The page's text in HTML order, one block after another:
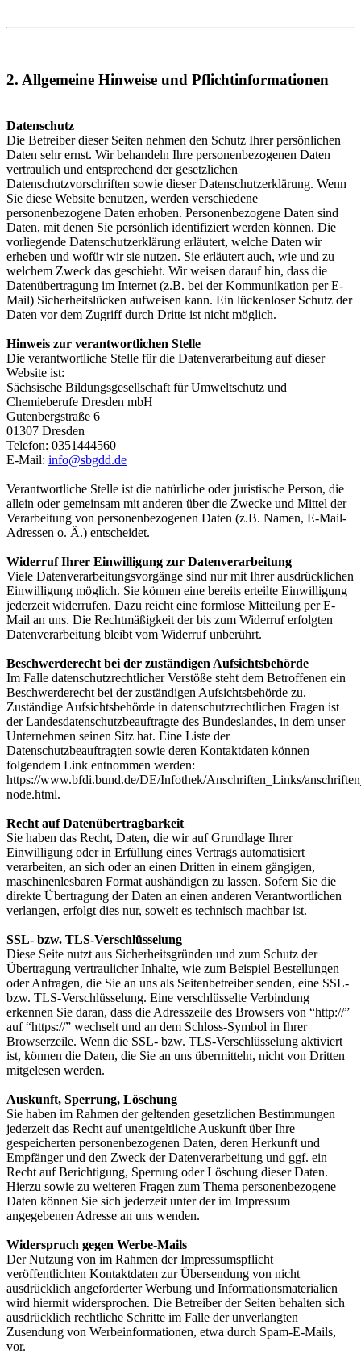
2. Allgemeine Hinweise und Pflichtinformationen
Datenschutz
Die Betreiber dieser Seiten nehmen den Schutz Ihrer persönlichen
Daten sehr ernst. Wir behandeln Ihre personenbezogenen Daten
vertraulich und entsprechend der gesetzlichen
Datenschutzvorschriften sowie dieser Datenschutzerklärung. Wenn
Sie diese Website benutzen, werden verschiedene
personenbezogene Daten erhoben. Personenbezogene Daten sind
Daten, mit denen Sie persönlich identifiziert werden können. Die
vorliegende Datenschutzerklärung erläutert, welche Daten wir
erheben und wofür wir sie nutzen. Sie erläutert auch, wie und zu
welchem Zweck das geschieht. Wir weisen darauf hin, dass die
Datenübertragung im Internet (z.B. bei der Kommunikation per E-
Mail) Sicherheitslücken aufweisen kann. Ein lückenloser Schutz der
Daten vor dem Zugriff durch Dritte ist nicht möglich.
Hinweis zur verantwortlichen Stelle
Die verantwortliche Stelle für die Datenverarbeitung auf dieser
Website ist:
Sächsische Bildungsgesellschaft für Umweltschutz und
Chemieberufe Dresden mbH
Gutenbergstraße 6
01307 Dresden
Telefon: 0351444560
E-Mail: info@sbgdd.de
Verantwortliche Stelle ist die natürliche oder juristische Person, die
allein oder gemeinsam mit anderen über die Zwecke und Mittel der
Verarbeitung von personenbezogenen Daten (z.B. Namen, E-Mail-
Adressen o. Ä.) entscheidet.
Widerruf Ihrer Einwilligung zur Datenverarbeitung
Viele Datenverarbeitungsvorgänge sind nur mit Ihrer ausdrücklichen
Einwilligung möglich. Sie können eine bereits erteilte Einwilligung
jederzeit widerrufen. Dazu reicht eine formlose Mitteilung per E-
Mail an uns. Die Rechtmäßigkeit der bis zum Widerruf erfolgten
Datenverarbeitung bleibt vom Widerruf unberührt.
Beschwerderecht bei der zuständigen Aufsichtsbehörde
Im Falle datenschutzrechtlicher Verstöße steht dem Betroffenen ein
Beschwerderecht bei der zuständigen Aufsichtsbehörde zu.
Zuständige Aufsichtsbehörde in datenschutzrechtlichen Fragen ist
der Landesdatenschutzbeauftragte des Bundeslandes, in dem unser
Unternehmen seinen Sitz hat. Eine Liste der
Datenschutzbeauftragten sowie deren Kontaktdaten können
folgendem Link entnommen werden:
https://www.bfdi.bund.de/DE/Infothek/Anschriften_Links/
node.html.
Recht auf Datenübertragbarkeit
Sie haben das Recht, Daten, die wir auf Grundlage Ihrer
Einwilligung oder in Erfüllung eines Vertrags automatisiert
verarbeiten, an sich oder an einen Dritten in einem gängigen,
maschinenlesbaren Format aushändigen zu lassen. Sofern Sie die
direkte Übertragung der Daten an einen anderen Verantwortlichen
verlangen, erfolgt dies nur, soweit es technisch machbar ist.
SSL- bzw. TLS-Verschlüsselung
Diese Seite nutzt aus Sicherheitsgründen und zum Schutz der
Übertragung vertraulicher Inhalte, wie zum Beispiel Bestellungen
oder Anfragen, die Sie an uns als Seitenbetreiber senden, eine SSL-
bzw. TLS-Verschlüsselung. Eine verschlüsselte Verbindung
erkennen Sie daran, dass die Adresszeile des Browsers von “http://”
auf “https://” wechselt und an dem Schloss-Symbol in Ihrer
Browserzeile. Wenn die SSL- bzw. TLS-Verschlüsselung aktiviert
ist, können die Daten, die Sie an uns übermitteln, nicht von Dritten
mitgelesen werden.
Auskunft, Sperrung, Löschung
Sie haben im Rahmen der geltenden gesetzlichen Bestimmungen
jederzeit das Recht auf unentgeltliche Auskunft über Ihre
gespeicherten personenbezogenen Daten, deren Herkunft und
Empfänger und den Zweck der Datenverarbeitung und ggf. ein
Recht auf Berichtigung, Sperrung oder Löschung dieser Daten.
Hierzu sowie zu weiteren Fragen zum Thema personenbezogene
Daten können Sie sich jederzeit unter der im Impressum
angegebenen Adresse an uns wenden.
Widerspruch gegen Werbe-Mails
Der Nutzung von im Rahmen der Impressumspflicht
veröffentlichten Kontaktdaten zur Übersendung von nicht
ausdrücklich angeforderter Werbung und Informationsmaterialien
wird hiermit widersprochen. Die Betreiber der Seiten behalten sich
ausdrücklich rechtliche Schritte im Falle der unverlangten
Zusendung von Werbeinformationen, etwa durch Spam-E-Mails,
vor.